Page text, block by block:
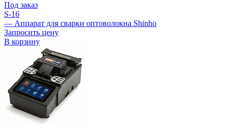
Под заказ
S-16
— Аппарат для сварки оптоволокна Shinho
Запросить цену
В корзину